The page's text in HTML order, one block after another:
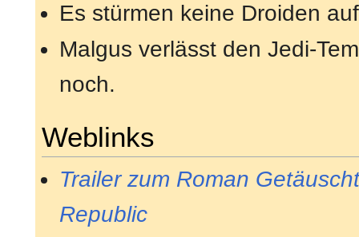
Es stürmen keine Droiden
Malgus verlässt den Jedi-
noch.
Weblinks
Trailer zum Roman
Republic